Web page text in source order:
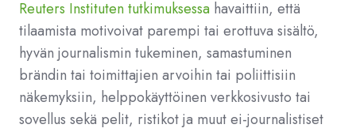
Reuters Instituten tutkimuksessa havaittiin, että
tilaamista motivoivat parempi tai erottuva sisältö,
hyvän journalismin tukeminen, samastuminen
brändin tai toimittajien arvoihin tai poliittisiin
näkemyksiin, helppokäyttöinen verkkosivusto tai
sovellus sekä pelit, ristikot ja muut ei-journalistiset